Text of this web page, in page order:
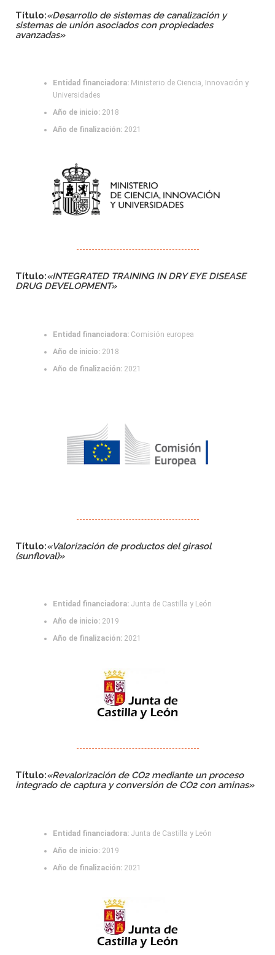
Título:«Desarrollo de sistemas de canalización y
sistemas de unión asociados con propiedades
avanzadas»
Entidad financiadora: Ministerio de Ciencia, Innovación y
Universidades
Año de inicio: 2018
Año de finalización: 2021
Título:«INTEGRATED TRAINING IN DRY EYE DISEASE
DRUG DEVELOPMENT»
Entidad financiadora: Comisión europea
Año de inicio: 2018
Año de finalización: 2021
Título:«Valorización de productos del girasol
(sunfloval)»
Entidad financiadora: Junta de Castilla y León
Año de inicio: 2019
Año de finalización: 2021
Título:«Revalorización de CO2 mediante un proceso
integrado de captura y conversión de CO2 con aminas»
Entidad financiadora: Junta de Castilla y León
Año de inicio: 2019
Año de finalización: 2021